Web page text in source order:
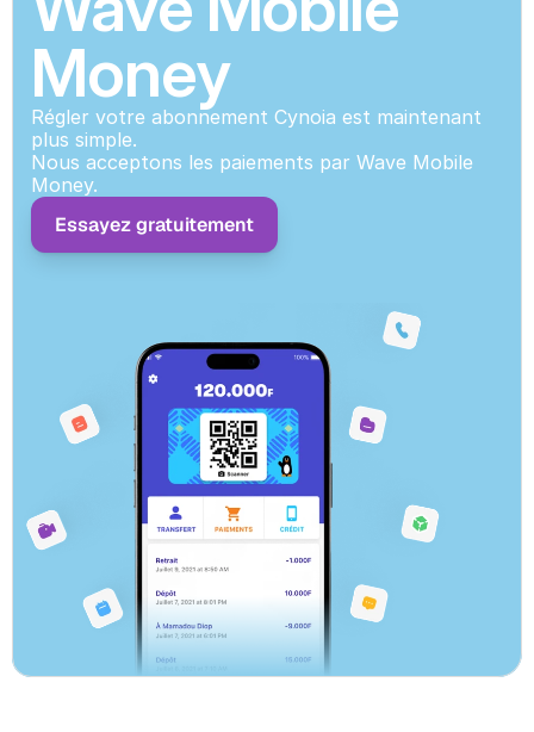
Money
Régler votre abonnement Cynoia est maintenant
plus simple.
Nous acceptons les paiements par Wave Mobile
Money.
Essayez gratuitement